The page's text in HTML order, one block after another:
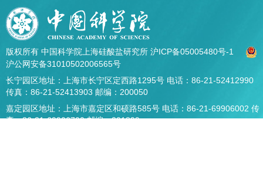
版权所有 中国科学院上海硅酸盐研究所 沪ICP备05005480号-1
沪公网安备31010502006565号
长宁园区地址：上海市长宁区定西路1295号 电话：86-21-52412990
传真：86-21-52413903 邮编：200050
嘉定园区地址：上海市嘉定区和硕路585号 电话：86-21-69906002 传
真：86-21-69906700 邮编：201899